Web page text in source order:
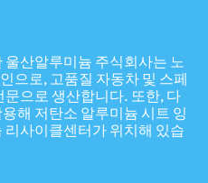
산알루미늄 주식회사는 노
으로, 고품질 자동차 및 스페
으로 생산합니다. 또한, 다
해 저탄소 알루미늄 시트 잉
사이클센터가 위치해 있습